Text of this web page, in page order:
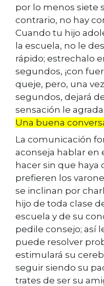
por lo menos siete
contrario, no hay
Cuando tu hijo
la escuela, no le
rápido; estrechalo
segundos, ¡con
queje, pero, una
segundos, dejará
sensación le
Una buena
La comunicación
aconseja hablar en
hacer sin que haya
prefieren los
se inclinan por
hijo de toda clase
escuela y de su
pedile consejo; así
puede resolver
estimulará su
seguir siendo su
trates de ser su